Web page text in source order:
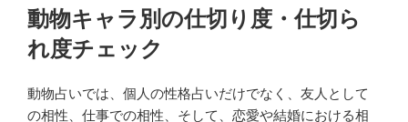
稿
日:
動物キャラ別の仕切り度・仕切ら
れ度チェック
動物占いでは、個人の性格占いだけでなく、友人として
の相性、仕事での相性、そして、恋愛や結婚における相